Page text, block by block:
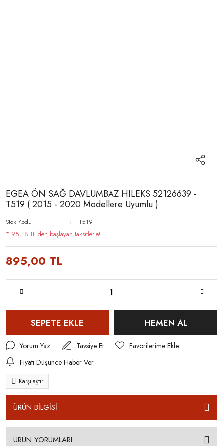
EGEA ÖN SAĞ DAVLUMBAZ HILEKS 52126639 -
T519 ( 2015 - 2020 Modellere Uyumlu )
Stok Kodu
T519
* 95,18 TL den başlayan taksitlerle!
895,00 TL
SEPETE EKLE HEMEN AL
Yorum Yaz
Tavsiye Et
Fiyatı Düşünce Haber Ver
Karşılaştır
ÜRÜN BİLGİSİ
ÜRÜN YORUMLARI